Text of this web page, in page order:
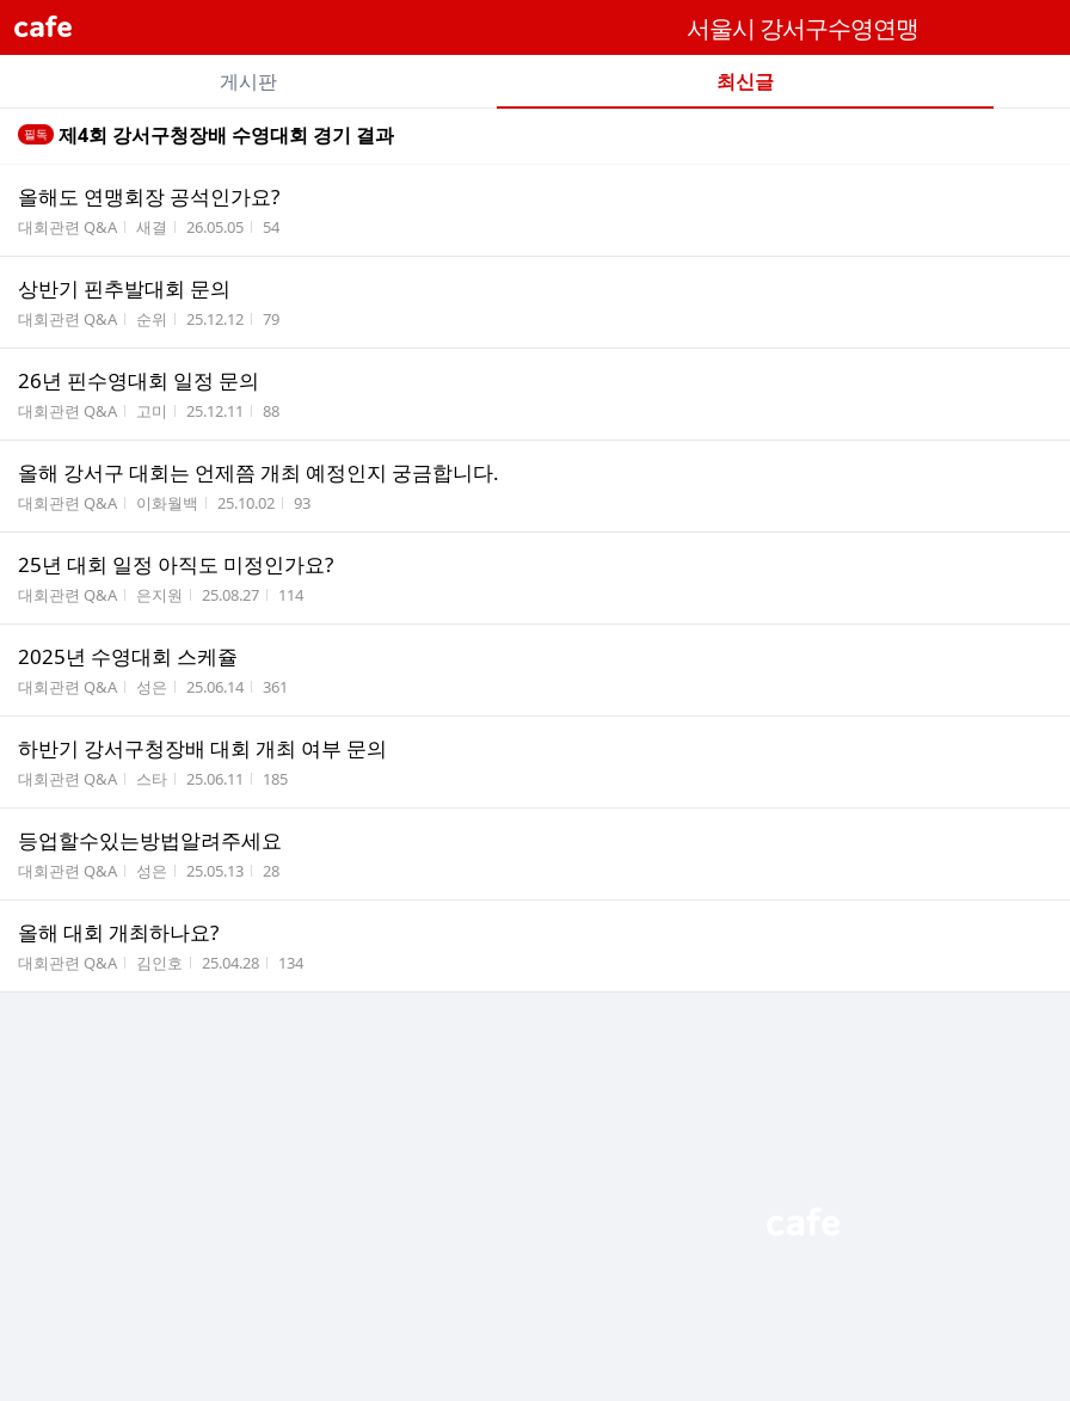
cafe 서울시 강서구수영연맹
카
페
메
뉴
게시판 최신글
전
글
트
필독 제4회 강서구청장배 수영대회 경기 결과
올해도 연맹회장 공석인가요?
게시판명
대회관련 Q&A 작성자
새결 작성시간
26.05.05 조회수
54
상반기 핀추발대회 문의
게시판명
대회관련 Q&A 작성자
순위 작성시간
25.12.12 조회수
79
26년 핀수영대회 일정 문의
게시판명
대회관련 Q&A 작성자
고미 작성시간
25.12.11 조회수
88
올해 강서구 대회는 언제쯤 개최 예정인지 궁금합니다.
게시판명
대회관련 Q&A 작성자
이화월백 작성시간
25.10.02 조회수
93
25년 대회 일정 아직도 미정인가요?
게시판명
대회관련 Q&A 작성자
은지원 작성시간
25.08.27 조회수
114
2025년 수영대회 스케쥴
게시판명
대회관련 Q&A 작성자
성은 작성시간
25.06.14 조회수
361
하반기 강서구청장배 대회 개최 여부 문의
게시판명
대회관련 Q&A 작성자
스타 작성시간
25.06.11 조회수
185
등업할수있는방법알려주세요
게시판명
대회관련 Q&A 작성자
성은 작성시간
25.05.13 조회수
28
올해 대회 개최하나요?
게시판명
대회관련 Q&A 작성자
김인호 작성시간
25.04.28 조회수
134